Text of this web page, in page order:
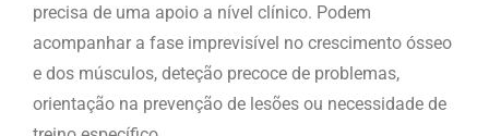
precisa de uma apoio a nível clínico. Podem
acompanhar a fase imprevisível no crescimento ósseo
e dos músculos, deteção precoce de problemas,
orientação na prevenção de lesões ou necessidade de